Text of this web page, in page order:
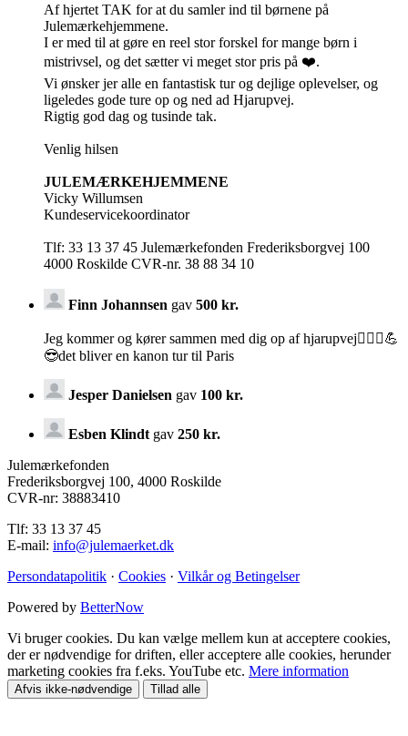
Af hjertet TAK for at du samler ind til børnene på
Julemærkehjemmene.
I er med til at gøre en reel stor forskel for mange børn i
mistrivsel, og det sætter vi meget stor pris på ❤️.
Vi ønsker jer alle en fantastisk tur og dejlige oplevelser, og
ligeledes gode ture op og ned ad Hjarupvej.
Rigtig god dag og tusinde tak.
Venlig hilsen
JULEMÆRKEHJEMMENE
Vicky Willumsen
Kundeservicekoordinator
Tlf: 33 13 37 45 Julemærkefonden Frederiksborgvej 100
4000 Roskilde CVR-nr. 38 88 34 10
Finn Johannsen gav 500 kr.
Jeg kommer og kører sammen med dig op af hjarupvej🚴🏽‍♂️💪
😎det bliver en kanon tur til Paris
Jesper Danielsen gav 100 kr.
Esben Klindt gav 250 kr.
Julemærkefonden
Frederiksborgvej 100, 4000 Roskilde
CVR-nr: 38883410
Tlf: 33 13 37 45
E-mail: info@julemaerket.dk
Persondatapolitik · Cookies · Vilkår og Betingelser
Powered by BetterNow
Vi bruger cookies. Du kan vælge mellem kun at acceptere cookies,
der er nødvendige for driften, eller acceptere alle cookies, herunder
marketing cookies fra f.eks. YouTube etc. Mere information
Afvis ikke-nødvendige Tillad alle